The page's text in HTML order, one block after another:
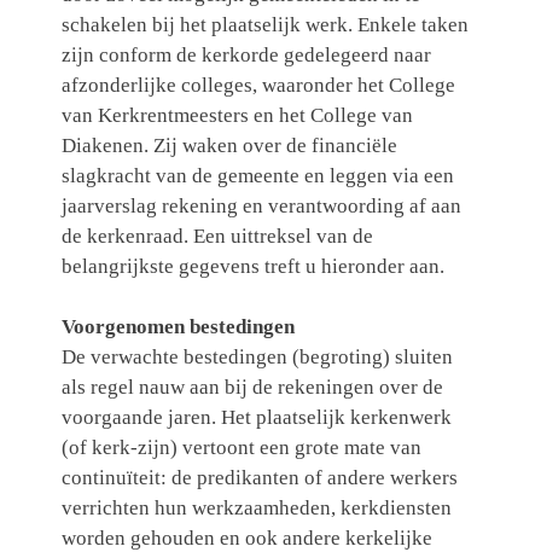
schakelen bij het plaatselijk werk. Enkele taken
zijn conform de kerkorde gedelegeerd naar
afzonderlijke colleges, waaronder het College
van Kerkrentmeesters en het College van
Diakenen. Zij waken over de financiële
slagkracht van de gemeente en leggen via een
jaarverslag rekening en verantwoording af aan
de kerkenraad. Een uittreksel van de
belangrijkste gegevens treft u hieronder aan.
Voorgenomen bestedingen
De verwachte bestedingen (begroting) sluiten
als regel nauw aan bij de rekeningen over de
voorgaande jaren. Het plaatselijk kerkenwerk
(of kerk-zijn) vertoont een grote mate van
continuïteit: de predikanten of andere werkers
verrichten hun werkzaamheden, kerkdiensten
worden gehouden en ook andere kerkelijke